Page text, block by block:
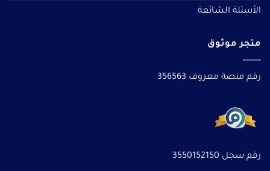
الأسئلة الشائعة
متجر موثوق
رقم منصة معروف 356563
رقم سجل 3550152150